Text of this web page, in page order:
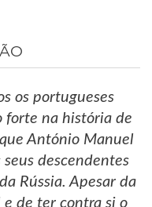
os portugueses
forte na história de
António Manuel
descendentes
Rússia. Apesar da
e de ter contra si o